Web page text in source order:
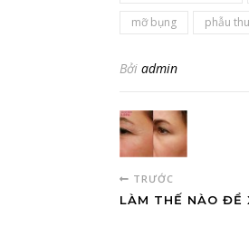
mỡ bụng
phẫu
Bởi admin
TRƯỚC
LÀM THẾ NÀO ĐỂ